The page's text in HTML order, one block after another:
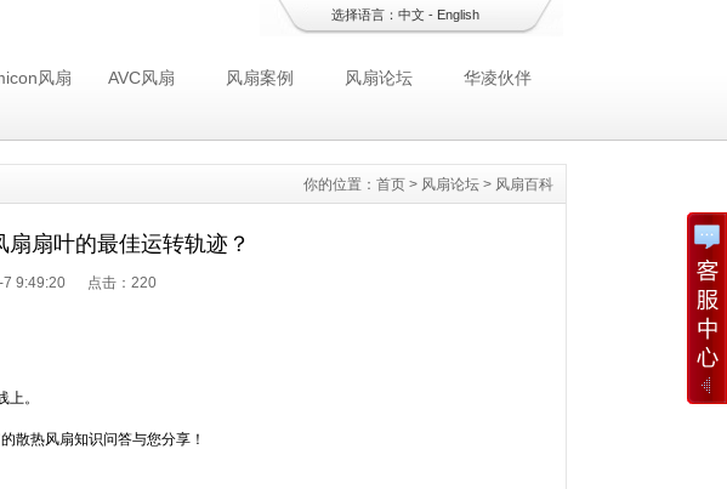
选择语言： 中文- English
风扇 AVC风扇 风扇案例 风扇论坛 华凌伙伴
你的位置： 首页 > 风扇论坛 > 风扇百科
扇叶的最佳运转轨迹？
7 9:49:20 点击： 220
。
散热风扇知识问答与您分享！